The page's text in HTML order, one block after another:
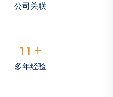
公司关联
15 +
多年经验